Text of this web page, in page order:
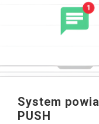
System
PUSH